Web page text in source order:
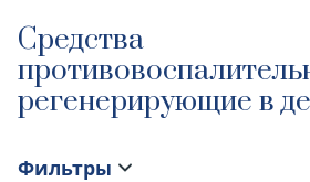
Средства
регенерирующие в
Фильтры